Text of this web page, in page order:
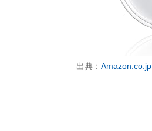
出典： Amazon.co.jp